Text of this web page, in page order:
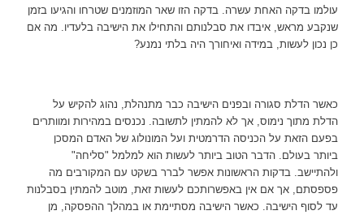
עולמו בדקה האחת עשרה. בדקה הזו שאר המוזמנים שטרחו והגיעו בזמן
שנקבע מראש, איבדו את סבלנותם והתחילו את הישיבה בלעדיו. מה אם
כן נכון לעשות, במידה ואיחורך היה בלתי נמנע?
כאשר הדלת סגורה ובפנים הישיבה כבר מתנהלת, נהוג להקיש על
הדלת מתוך נימוס, אך לא להמתין לתשובה. נכנסים במהירות ומוותרים
בפעם הזאת על הכניסה הדרמטית ועל המונולוג של האדם המסכן
ביותר בעולם. הדבר הטוב ביותר לעשות הוא למלמל "סליחה"
ולהתיישב. בדקות הראשונות אפשר לברר בשקט עם המקורבים מה
פספסתם, אך אם אין באפשרותכם לעשות זאת, מוטב להמתין בסבלנות
עד לסוף הישיבה. כאשר הישיבה מסתיימת או במהלך ההפסקה, מן
באמצעות
מקלדת
ביטול
נגישות